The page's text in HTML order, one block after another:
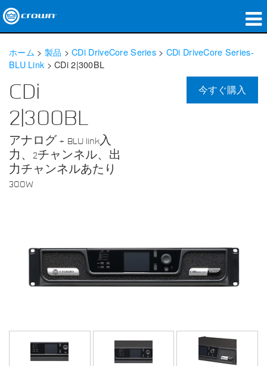
アプリケーション
ネットワークオーディオ
購入先
導入事例
私たちのストーリー
言語/地域
ホーム > 製品 >CDi DriveCore Series> CDi DriveCore Series-
BLU Link >CDi 2|300BL
CDi
2|300BL
アナログ + BLU link入
力、2チャンネル、出
力チャンネルあたり
300W
今すぐ購入